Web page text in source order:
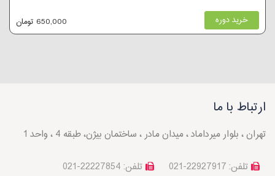
خرید دوره 650,000 تومان
ارتباط با ما
تهران ، بلوار میرداماد ، میدان مادر ، ساختمان بیژن، طبقه 4 ، واحد 1
تلفن: 22227854-021
تلفن: 22927917-021